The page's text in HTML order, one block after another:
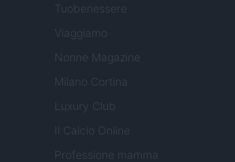
Tuobenessere
Viaggiamo
Nonne Magazine
Milano Cortina
Luxury Club
Il Calcio Online
Professione mamma